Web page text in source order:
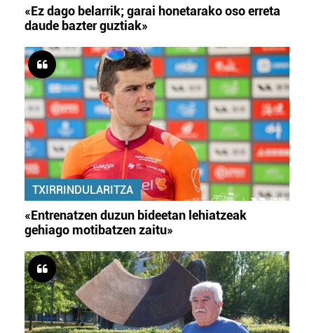
«Ez dago belarrik; garai honetarako oso erreta
daude bazter guztiak»
TXIRRINDULARITZA
«Entrenatzen duzun bideetan lehiatzeak
gehiago motibatzen zaitu»